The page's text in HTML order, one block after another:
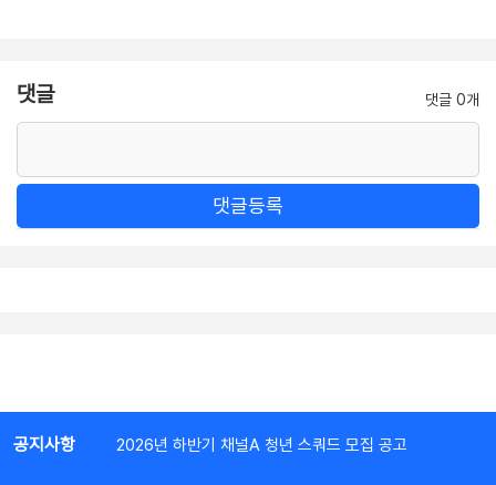
댓글 댓글 0개
댓글등록
공지사항 2026년 하반기 채널A 청년 스쿼드 모집 공고